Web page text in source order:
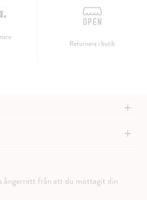
Returnera i butik
+
+
ångerrätt från att du mottagit din